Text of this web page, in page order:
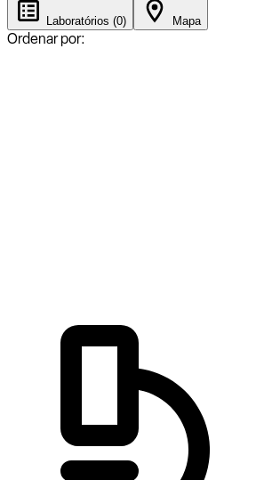
Laboratórios (0) Mapa
Ordenar por: